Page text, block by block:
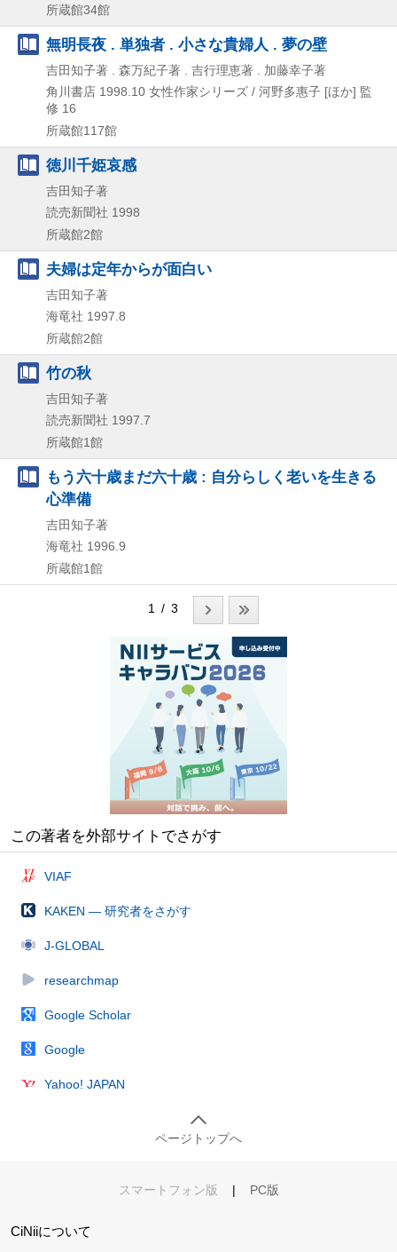
所蔵館34館
無明長夜 . 単独者 . 小さな貴婦人 . 夢の壁
吉田知子著 . 森万紀子著 . 吉行理恵著 . 加藤幸子著
角川書店 1998.10 女性作家シリーズ / 河野多惠子 [ほか] 監
修 16
所蔵館117館
徳川千姫哀感
吉田知子著
読売新聞社 1998
所蔵館2館
夫婦は定年からが面白い
吉田知子著
海竜社 1997.8
所蔵館2館
竹の秋
吉田知子著
読売新聞社 1997.7
所蔵館1館
もう六十歳まだ六十歳 : 自分らしく老いを生きる
心準備
吉田知子著
海竜社 1996.9
所蔵館1館
1 / 3
この著者を外部サイトでさがす
VIAF
KAKEN — 研究者をさがす
J-GLOBAL
researchmap
Google Scholar
Google
Yahoo! JAPAN
ページトップへ
スマートフォン版 | PC版
CiNiiについて